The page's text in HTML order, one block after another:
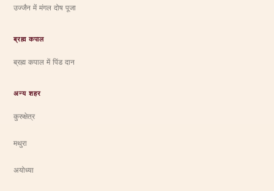
उज्जैन में मंगल दोष पूजा
ब्रह्म कपाल
ब्रह्म कपाल में पिंड दान
अन्य शहर
कुरुक्षेत्र
मथुरा
अयोध्या